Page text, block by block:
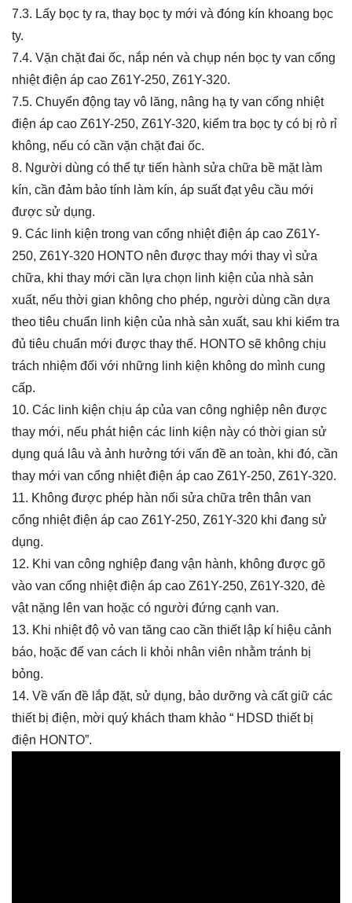
7.3. Lấy bọc ty ra, thay bọc ty mới và đóng kín khoang bọc
ty.
7.4. Vặn chặt đai ốc, nắp nén và chụp nén bọc ty van cổng
nhiệt điện áp cao Z61Y-250, Z61Y-320.
7.5. Chuyển động tay vô lăng, nâng hạ ty van cổng nhiệt
điện áp cao Z61Y-250, Z61Y-320, kiểm tra bọc ty có bị rò rỉ
không, nếu có cần vặn chặt đai ốc.
8. Người dùng có thể tự tiến hành sửa chữa bề mặt làm
kín, cần đảm bảo tính làm kín, áp suất đạt yêu cầu mới
được sử dụng.
9. Các linh kiện trong van cổng nhiệt điện áp cao Z61Y-
250, Z61Y-320 HONTO nên được thay mới thay vì sửa
chữa, khi thay mới cần lựa chọn linh kiện của nhà sản
xuất, nếu thời gian không cho phép, người dùng cần dựa
theo tiêu chuẩn linh kiện của nhà sản xuất, sau khi kiểm tra
đủ tiêu chuẩn mới được thay thế. HONTO sẽ không chịu
trách nhiệm đối với những linh kiện không do mình cung
cấp.
10. Các linh kiện chịu áp của van công nghiệp nên được
thay mới, nếu phát hiện các linh kiện này có thời gian sử
dụng quá lâu và ảnh hưởng tới vấn đề an toàn, khi đó, cần
thay mới van cổng nhiệt điện áp cao Z61Y-250, Z61Y-320.
11. Không được phép hàn nối sửa chữa trên thân van
cổng nhiệt điện áp cao Z61Y-250, Z61Y-320 khi đang sử
dụng.
12. Khi van công nghiệp đang vận hành, không được gõ
vào van cổng nhiệt điện áp cao Z61Y-250, Z61Y-320, đè
vật nặng lên van hoặc có người đứng cạnh van.
13. Khi nhiệt độ vỏ van tăng cao cần thiết lập kí hiệu cảnh
báo, hoặc để van cách li khỏi nhân viên nhằm tránh bị
bỏng.
14. Về vấn đề lắp đặt, sử dụng, bảo dưỡng và cất giữ các
thiết bị điện, mời quý khách tham khảo “ HDSD thiết bị
điện HONTO”.